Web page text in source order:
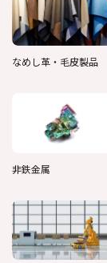
なめし革・毛皮製品
非鉄金属